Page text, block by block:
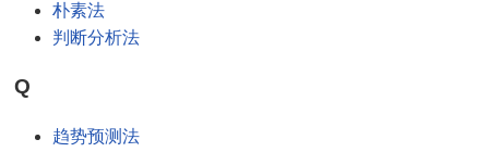
朴素法
判断分析法
Q
趋势预测法